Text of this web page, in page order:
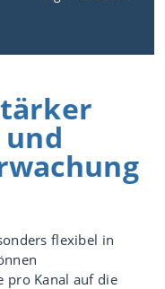
flexibel in
pro Kanal auf die